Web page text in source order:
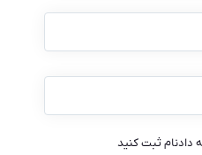
دادنام ثبت کنید